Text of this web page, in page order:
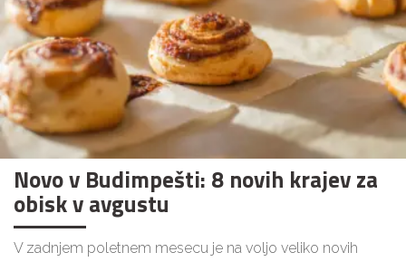
Novo v Budimpešti: 8 novih krajev za
obisk v avgustu
V zadnjem poletnem mesecu je na voljo veliko novih